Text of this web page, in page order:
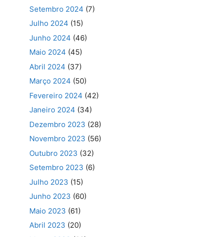
Setembro 2024 (7)
Julho 2024 (15)
Junho 2024 (46)
Maio 2024 (45)
Abril 2024 (37)
Março 2024 (50)
Fevereiro 2024 (42)
Janeiro 2024 (34)
Dezembro 2023 (28)
Novembro 2023 (56)
Outubro 2023 (32)
Setembro 2023 (6)
Julho 2023 (15)
Junho 2023 (60)
Maio 2023 (61)
Abril 2023 (20)